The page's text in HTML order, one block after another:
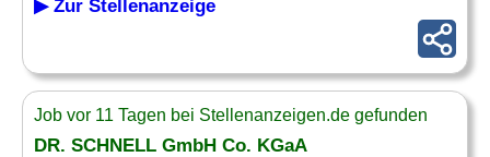
▶ Zur Stellenanzeige
Job vor 11 Tagen bei Stellenanzeigen.de gefunden
DR. SCHNELL GmbH Co. KGaA